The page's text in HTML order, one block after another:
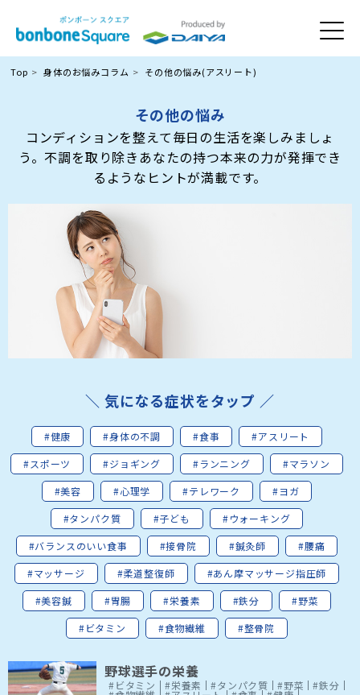
Top 身体のお悩みコラム その他の悩み(アスリート)
その他の悩み
コンディションを整えて毎日の生活を楽しみましょ
う。不調を取り除きあなたの持つ本来の力が発揮でき
るようなヒントが満載です。
＼ 気になる症状をタップ ／
#健康 #身体の不調 #食事
#アスリート
#スポーツ
#ジョギング #ランニング
#マラソン
#美容
#心理学 #テレワーク
#ヨガ
#タンパク質
#子ども
#ウォーキング
#バランスのいい食事
#接骨院 #鍼灸師
#腰痛
#マッサージ
#柔道整復師
#あん摩マッサージ指圧師
#美容鍼
#胃腸 #栄養素 #鉄分
#野菜
#ビタミン
#食物繊維 #整骨院
野球選手の栄養
#ビタミン #栄養素 #タンパク質 #野菜 #鉄分